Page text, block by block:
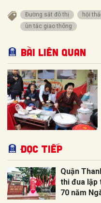
Đường sắt đô thị hội
ùn tắc giao thông
Bài liên quan
Đọc tiếp
Quận
thi đua lập
70 năm